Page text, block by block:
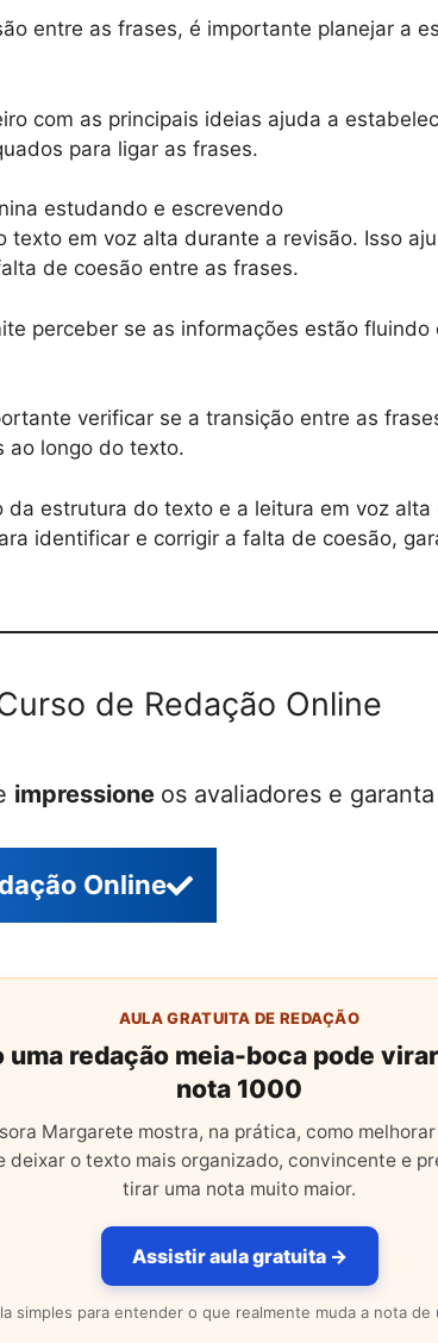
entre as frases, é importante planejar a
com as principais ideias ajuda a
para ligar as frases.
texto em voz alta durante a revisão. Isso
de coesão entre as frases.
perceber se as informações estão
verificar se a transição entre as
ao longo do texto.
da estrutura do texto e a leitura em voz
identificar e corrigir a falta de coesão,
de Redação Online
impressione os avaliadores e
Online
AULA GRATUITA DE REDAÇÃO
uma redação meia-boca pode
nota 1000
Margarete mostra, na prática, como
deixar o texto mais organizado, convincente e
tirar uma nota muito maior.
Assistir aula gratuita →
simples para entender o que realmente muda a nota de